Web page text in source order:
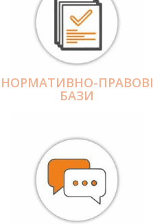
НОРМАТИВНО-ПРАВОВІ
БАЗИ